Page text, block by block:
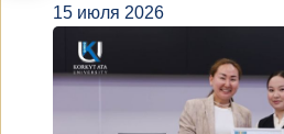
15 июля 2026